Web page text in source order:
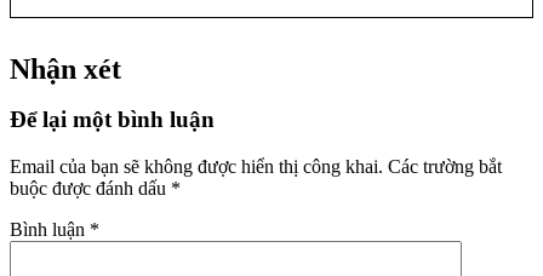
Nhận xét
Để lại một bình luận
Email của bạn sẽ không được hiển thị công khai. Các trường bắt
buộc được đánh dấu *
Bình luận *